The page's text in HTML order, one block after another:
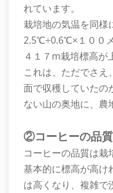
れています。
栽培地の気温を同様
2.5℃÷0.6℃×１００
４１７m栽培標高が
これは、ただでさ
面で収穫していたの
ない山の奥地に、農
②コーヒーの品質
コーヒーの品質は栽
基本的に標高が高け
は高くなり、複雑で